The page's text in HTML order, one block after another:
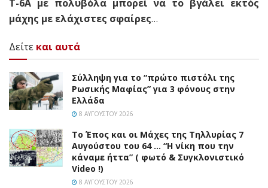
Τ-6Α με πολυβόλα μπορεί να το βγάλει εκτός
μάχης με ελάχιστες σφαίρες…
Δείτε και αυτά
Σύλληψη για το “πρώτο πιστόλι της
Ρωσικής Μαφίας” για 3 φόνους στην
Ελλάδα
8 ΑΥΓΟΎΣΤΟΥ 2026
Το Έπος και οι Μάχες της Τηλλυρίας 7
Αυγούστου του 64 … “Η νίκη που την
κάναμε ήττα” ( φωτό & Συγκλονιστικό
Video !)
8 ΑΥΓΟΎΣΤΟΥ 2026